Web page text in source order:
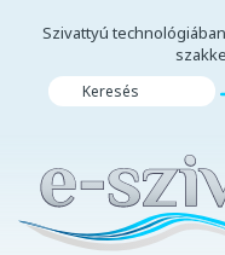
Szivattyú
Keresés